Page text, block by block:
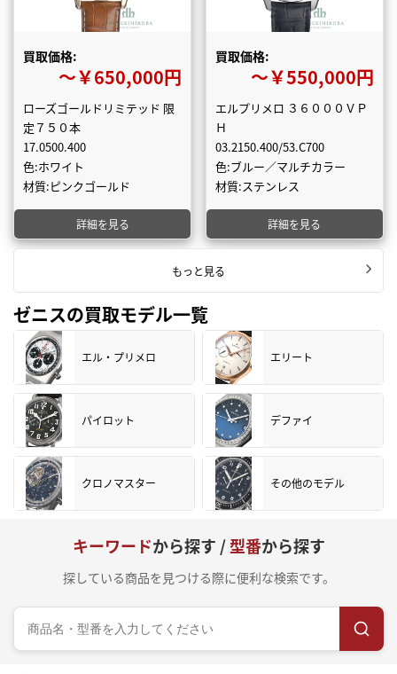
買取価格:
〜￥650,000円
ローズゴールドリミテッド 限
定７５０本
17.0500.400
色:ホワイト
材質:ピンクゴールド
詳細を見る
買取価格:
〜￥550,000円
エルプリメロ ３６０００ＶＰ
Ｈ
03.2150.400/53.C700
色:ブルー／マルチカラー
材質:ステンレス
詳細を見る
もっと見る
ゼニスの買取モデル一覧
エル・プリメロ エリート
パイロット デファイ
クロノマスター その他のモデル
キーワードから探す /型番から探す
探している商品を見つける際に便利な検索です。